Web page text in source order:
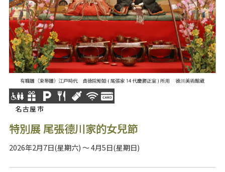
名古屋市
特別展 尾張德川家的女兒節
2026年2月7日(星期六) ～ 4月5日(星期日)